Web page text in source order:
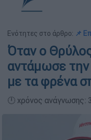
Ενότητες στο άρθρο: 📌
Όταν ο
αντάμωσε την
με τα φρένα
🕛 χρόνος ανάγνωσης: